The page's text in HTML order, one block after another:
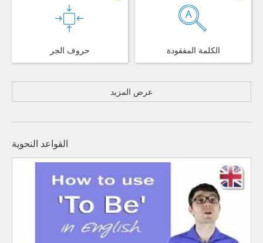
حروف الجر الكلمة المفقودة
عرض المزيد
القواعد النحوية